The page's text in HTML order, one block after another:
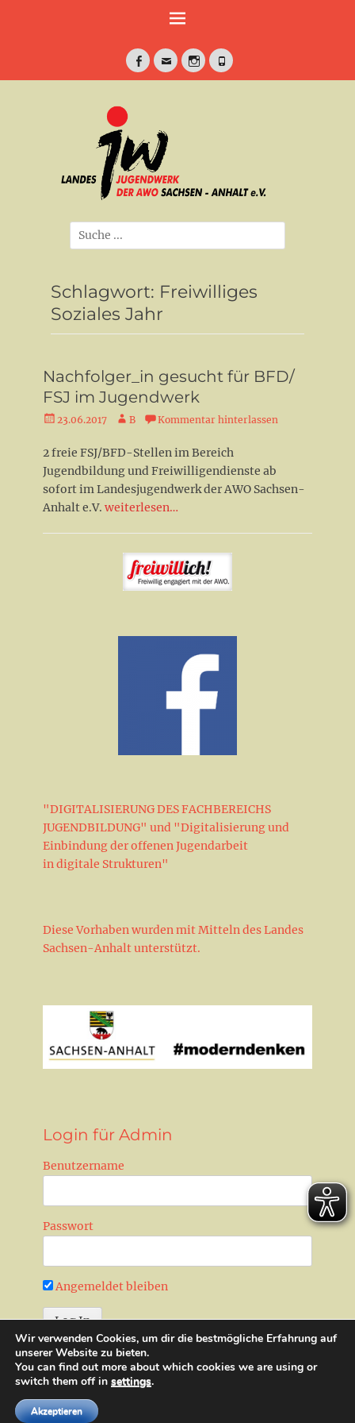
Facebook
E-
InstagramTelefon
Suche
nach:
Schlagwort: Freiwilliges
Soziales Jahr
Nachfolger_in gesucht für BFD/
FSJ im Jugendwerk
Veröffentlicht
23.06.2017 Autor
B Kommentar hinterlassen
2 freie FSJ/BFD-Stellen im Bereich
Jugendbildung und Freiwilligendienste ab
sofort im Landesjugendwerk der AWO Sachsen-
Anhalt e.V. weiterlesen…
"DIGITALISIERUNG DES FACHBEREICHS
JUGENDBILDUNG" und "Digitalisierung und
Einbindung der offenen Jugendarbeit
in digitale Strukturen"
Diese Vorhaben wurden mit Mitteln des Landes
Sachsen-Anhalt unterstützt.
Login für Admin
Benutzername
Passwort
Angemeldet bleiben
Passwort zurücksetzen
Copyright © 2026
Wir verwenden Cookies, um dir die bestmögliche Erfahrung auf
unserer Website zu bieten.
You can find out more about which cookies we are using or
switch them off in settings.
Akzeptieren